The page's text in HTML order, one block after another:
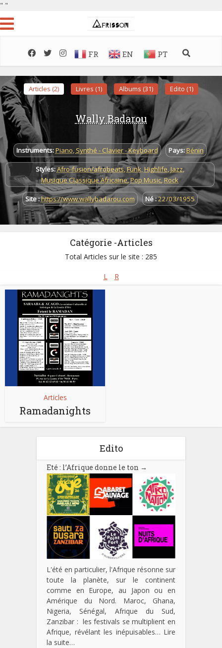
" "
FR EN PT
Articles (2) Livres (1) Albums (31) Edito (1)
Wally Badarou
Instruments:Piano, Synthé - Clavier - Keyboard Pays:Bénin
Styles:Afro-fusion/afrobeats,Funk,Highlife,Jazz,
Musique Classique Africaine,Pop Music,Rock
Site :https://www.wallybadarou.com Né :22/03/1955
Catégorie -Articles
Total Articles sur le site : 285
L R
Articles
Ramadanights
Edito
Eté : l’Afrique donne le ton →
L'été en particulier, l'Afrique résonne sur
toute la planète, sur le continent
comme en Europe, au Japon ou en
Amérique du Nord. Maroc, Ghana,
Nigeria, Sénégal, Afrique du Sud,
Zanzibar : les festivals se multiplient en
Afrique, révélant les inépuisables… Lire
la suite…